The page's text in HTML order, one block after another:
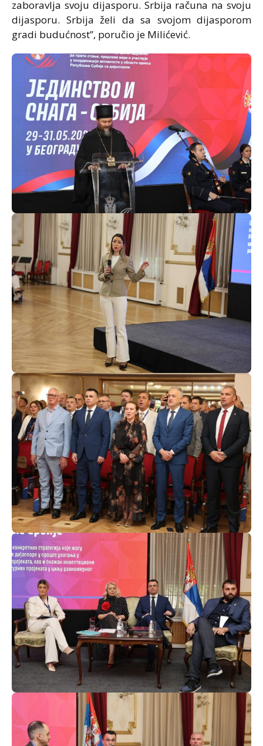
zaboravlja svoju dijasporu. Srbija računa na svoju
dijasporu. Srbija želi da sa svojom dijasporom
gradi budućnost”, poručio je Milićević.